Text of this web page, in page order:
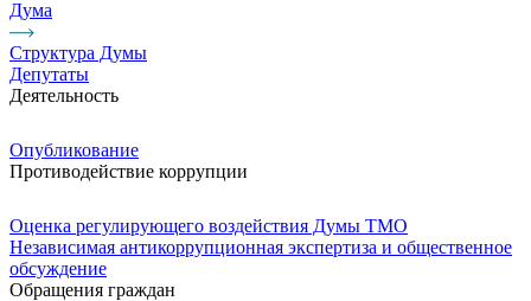
Дума
Структура Думы
Депутаты
Деятельность
Опубликование
Противодействие коррупции
Оценка регулирующего воздействия Думы ТМО
Независимая антикоррупционная экспертиза и общественное
обсуждение
Обращения граждан